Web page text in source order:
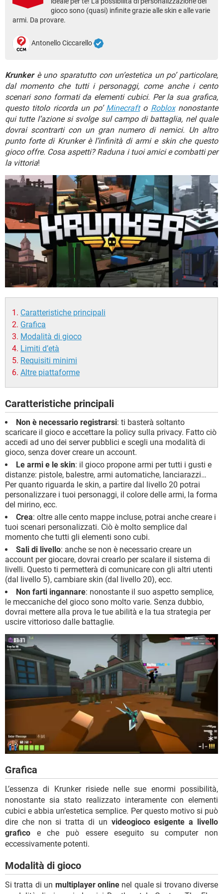
TIKTOK FACEBOOK
HARDWARE
gioco sono (quasi) infinite grazie alle skin e alle varie
armi. Da provare.
Antonello Ciccarello
Krunkerè uno sparatutto con un’estetica un po’ particolare,
dal momento che tutti i personaggi, come anche i cento
scenari sono formati da elementi cubici. Per la sua grafica,
questo titolo ricorda un po’ Minecrafto Robloxnonostante
qui tutte l’azione si svolge sul campo di battaglia, nel quale
dovrai scontrarti con un gran numero di nemici. Un altro
punto forte di Krunker è l’infinità di armi e skin che questo
gioco offre. Cosa aspetti? Raduna i tuoi amici e combatti per
la vittoria!
Caratteristiche principali
Grafica
Modalità di gioco
Limiti d’età
Requisiti minimi
Altre piattaforme
Caratteristiche principali
Non è necessario registrarsi: ti basterà soltanto
scaricare il gioco e accettare la policy sulla privacy. Fatto ciò
accedi ad uno dei server pubblici e scegli una modalità di
gioco, senza dover creare un account.
Le armi e le skin: il gioco propone armi per tutti i gusti e
distanze: pistole, balestre, armi automatiche, lanciarazzi…
Per quanto riguarda le skin, a partire dal livello 20 potrai
personalizzare i tuoi personaggi, il colore delle armi, la forma
del mirino, ecc.
Crea: oltre alle cento mappe incluse, potrai anche creare i
tuoi scenari personalizzati. Ciò è molto semplice dal
momento che tutti gli elementi sono cubi.
Sali di livello: anche se non è necessario creare un
account per giocare, dovrai crearlo per scalare il sistema di
livelli. Questo ti permetterà di comunicare con gli altri utenti
(dal livello 5), cambiare skin (dal livello 20), ecc.
Non farti ingannare: nonostante il suo aspetto semplice,
le meccaniche del gioco sono molto varie. Senza dubbio,
dovrai mettere alla prova le tue abilità e la tua strategia per
uscire vittorioso dalle battaglie.
Grafica
L’essenza di Krunker risiede nelle sue enormi possibilità,
nonostante sia stato realizzato interamente con elementi
cubici e abbia un’estetica semplice. Per questo motivo si può
dire che non si tratta di un videogioco esigente a livello
grafico e che può essere eseguito su computer non
eccessivamente potenti.
Modalità di gioco
Si tratta di un multiplayer online nel quale si trovano diverse